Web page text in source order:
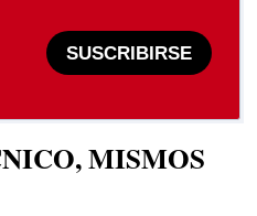
SUSCRIBIRSE
MISMOS